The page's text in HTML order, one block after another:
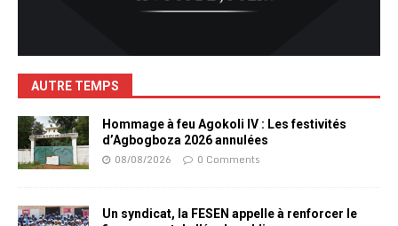
AUTRE TEMPS
Hommage à feu Agokoli IV : Les festivités
d’Agbogboza 2026 annulées
08/08/2026 0 Comments
Un syndicat, la FESEN appelle à renforcer le